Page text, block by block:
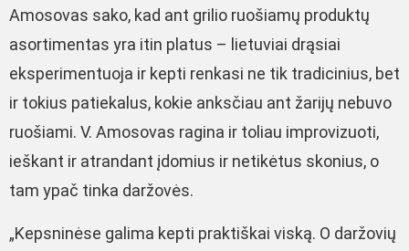
Amosovas sako, kad ant grilio ruošiamų produktų
asortimentas yra itin platus – lietuviai drąsiai
eksperimentuoja ir kepti renkasi ne tik tradicinius, bet
ir tokius patiekalus, kokie anksčiau ant žarijų nebuvo
ruošiami. V. Amosovas ragina ir toliau improvizuoti,
ieškant ir atrandant įdomius ir netikėtus skonius, o
tam ypač tinka daržovės.
„Kepsninėse galima kepti praktiškai viską. O daržovių